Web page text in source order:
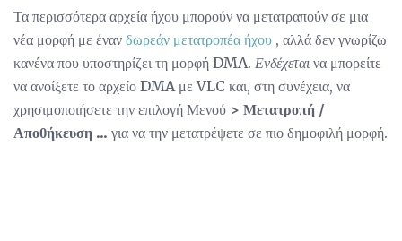
Τα περισσότερα αρχεία ήχου μπορούν να μετατραπούν σε μια
νέα μορφή με έναν δωρεάν μετατροπέα ήχου , αλλά δεν γνωρίζω
κανένα που υποστηρίζει τη μορφή DMA. Ενδέχεται να μπορείτε
να ανοίξετε το αρχείο DMA με VLC και, στη συνέχεια, να
χρησιμοποιήσετε την επιλογή Μενού > Μετατροπή /
Αποθήκευση ... για να την μετατρέψετε σε πιο δημοφιλή μορφή.